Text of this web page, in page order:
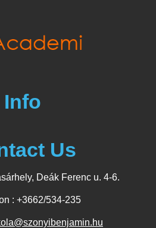
Info
Us
Deák Ferenc u. 4-6.
: +3662/534-235